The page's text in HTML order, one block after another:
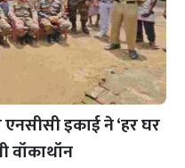
इकाई ने ‘हर घर
वॉकाथॉन